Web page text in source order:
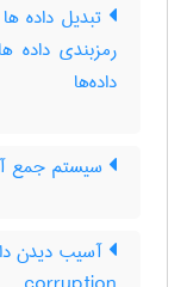
تبدیل داده
رمزبندی داده
داده‌ها
سیستم جمع
آسیب دیدن